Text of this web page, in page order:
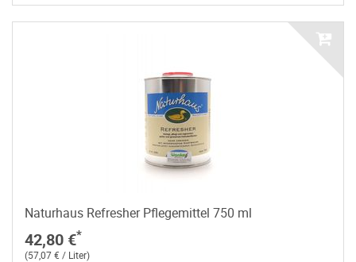
Naturhaus Refresher Pflegemittel 750 ml
42,80 €*
(57,07 € / Liter)